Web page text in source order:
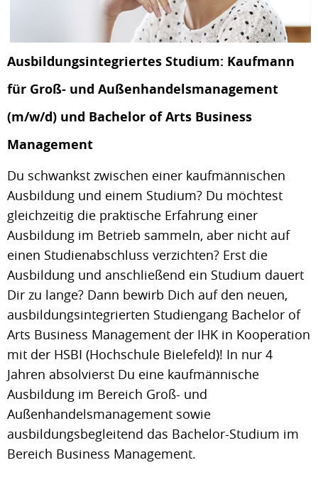
Ausbildungsintegriertes Studium: Kaufmann
für Groß- und Außenhandelsmanagement
(m/w/d) und Bachelor of Arts Business
Management
Du schwankst zwischen einer kaufmännischen
Ausbildung und einem Studium? Du möchtest
gleichzeitig die praktische Erfahrung einer
Ausbildung im Betrieb sammeln, aber nicht auf
einen Studienabschluss verzichten? Erst die
Ausbildung und anschließend ein Studium dauert
Dir zu lange? Dann bewirb Dich auf den neuen,
ausbildungsintegrierten Studiengang Bachelor of
Arts Business Management der IHK in Kooperation
mit der HSBI (Hochschule Bielefeld)! In nur 4
Jahren absolvierst Du eine kaufmännische
Ausbildung im Bereich Groß- und
Außenhandelsmanagement sowie
ausbildungsbegleitend das Bachelor-Studium im
Bereich Business Management.